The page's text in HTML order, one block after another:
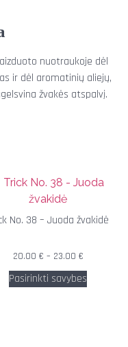
nuotraukoje dėl
ir dėl aromatinių aliejų,
žvakės atspalvį.
No. 38 – Juoda žvakidė
20.00 € – 23.00 €
Pasirinkti savybes